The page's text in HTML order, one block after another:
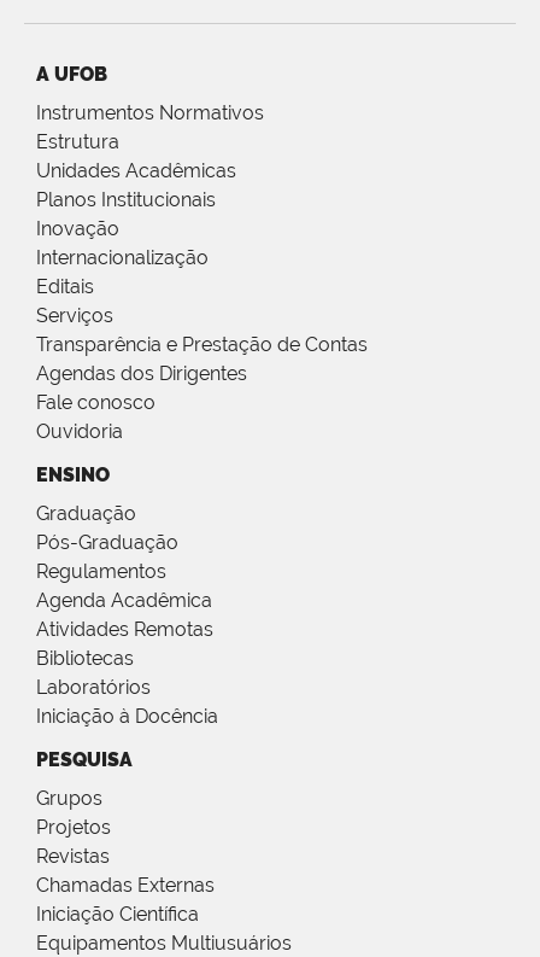
A UFOB
Instrumentos Normativos
Estrutura
Unidades Acadêmicas
Planos Institucionais
Inovação
Internacionalização
Editais
Serviços
Transparência e Prestação de Contas
Agendas dos Dirigentes
Fale conosco
Ouvidoria
ENSINO
Graduação
Pós-Graduação
Regulamentos
Agenda Acadêmica
Atividades Remotas
Bibliotecas
Laboratórios
Iniciação à Docência
PESQUISA
Grupos
Projetos
Revistas
Chamadas Externas
Iniciação Científica
Equipamentos Multiusuários